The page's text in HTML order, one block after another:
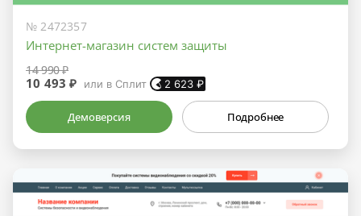
№ 2472357
Интернет-магазин систем защиты
14 990 ₽
10 493 ₽ или в Сплит 2 623₽
Демоверсия Подробнее